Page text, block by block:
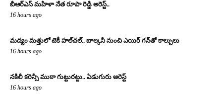
బీఆర్ఎస్ మహిళా నేత రూపా రెడ్డి అరెస్ట్..
16 hours ago
మద్యం మత్తులో టెకీ హల్‌చల్.. బాల్కనీ నుంచి ఎయిర్ గన్‌తో కాల్పులు
16 hours ago
నకిలీ కరెన్సీ ముఠా గుట్టురట్టు.. ఏడుగురు అరెస్ట్
16 hours ago